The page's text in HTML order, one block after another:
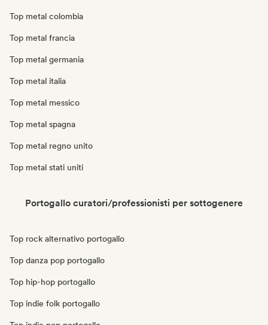
Top metal colombia
Top metal francia
Top metal germania
Top metal italia
Top metal messico
Top metal spagna
Top metal regno unito
Top metal stati uniti
Portogallo curatori/professionisti per sottogenere
Top rock alternativo portogallo
Top danza pop portogallo
Top hip-hop portogallo
Top indie folk portogallo